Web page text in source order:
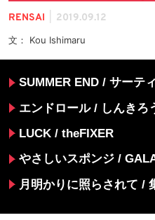
RENSAI 2019.09.12
文： Kou Ishimaru
SUMMER END / サーテ
エンドロール / しんきろ
LUCK / theFIXER
やさしいスポンジ /
月明かりに照らされて /